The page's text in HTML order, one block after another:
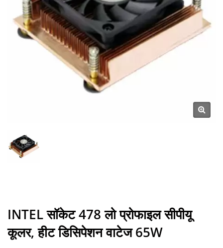
INTEL सॉकेट 478 लो प्रोफाइल सीपीयू
कूलर, हीट डिसिपेशन वाटेज 65W